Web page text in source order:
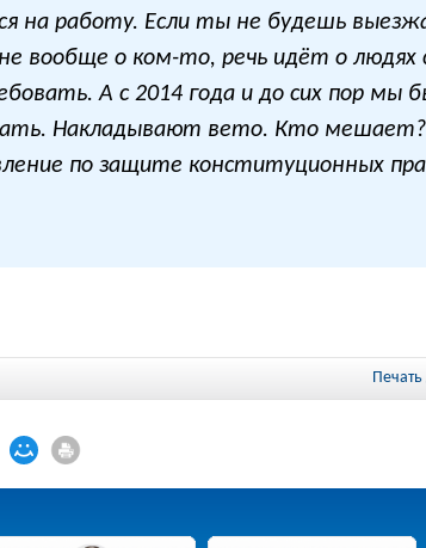
на работу. Если ты не будешь
вообще о ком-то, речь идёт о людях
А с 2014 года и до сих пор мы
Накладывают вето. Кто
по защите конституционных